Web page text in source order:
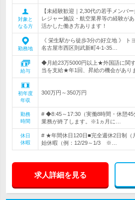
対象と
なる方
【未経験歓迎｜2,30代の若手メンバ
レジャー施設・航空業界等の経験が
活かした働き方あります！
勤務地
《 栄生駅から徒歩3分の好立地 》 ト
名古屋市西区則武新町4-1-35…
給与
◆月給23万5000円以上★外国語に関
当を支給★年1回、昇給の機会があり
初年度
年収
300万円～350万円
勤務
時間
# ◆8:45～17:30（実働8時間・休憩
業務が終了します。※1ヵ月に…
休日
休暇
# ★年間休日120日■完全週休2日制（
始休暇（例：12/29～1/3 ※…
求人詳細を見る